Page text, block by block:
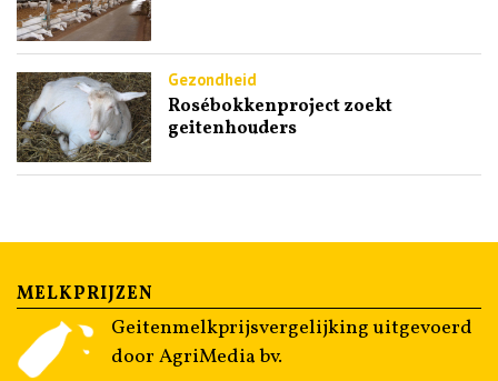
Gezondheid
Rosébokkenproject zoekt
geitenhouders
MELKPRIJZEN
Geitenmelkprijsvergelijking uitgevoerd
door AgriMedia bv.